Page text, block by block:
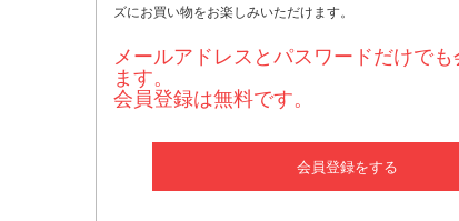
ズにお買い物をお楽しみいただけます。
メールアドレスとパスワードだけでも
ます。
会員登録は無料です。
会員登録をする